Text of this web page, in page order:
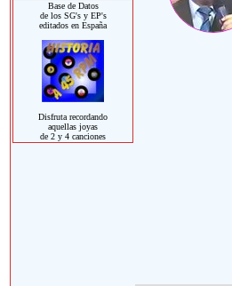
Base de Datos
de los SG's y EP's
editados en España
Disfruta recordando
aquellas joyas
de 2 y 4 canciones